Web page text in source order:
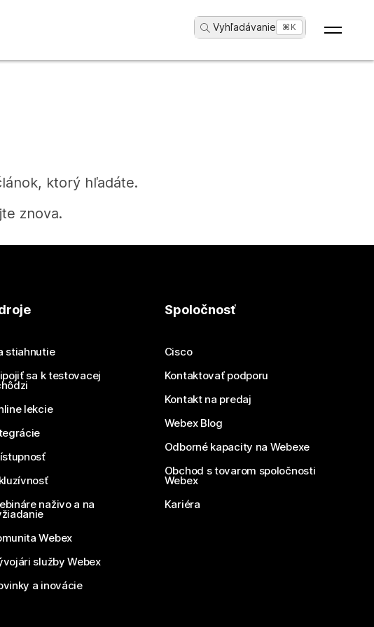
Vyhľadávanie ...⌘K
ktorý hľadáte.
znova.
stiahnutie
sa k testovacej
lekcie
naživo a na
Webex
služby Webex
a inovácie
Spoločnosť
Cisco
Kontaktovať podporu
Kontakt na predaj
Webex Blog
Odborné kapacity na Webexe
Obchod s tovarom spoločnosti
Webex
Kariéra